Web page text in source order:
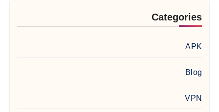
Categories
APK
Blog
VPN